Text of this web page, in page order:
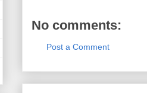
No comments:
Post a Comment